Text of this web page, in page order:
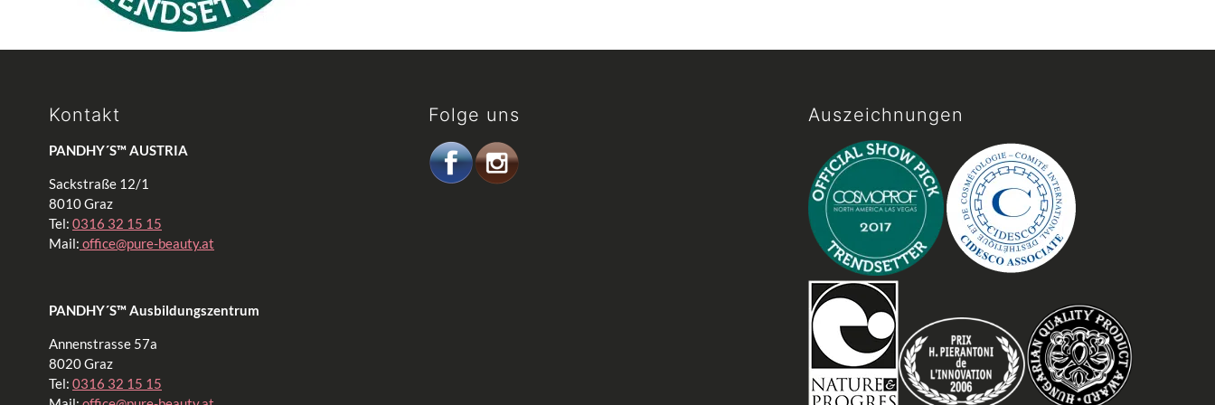
Kontakt
PANDHY´S™ AUSTRIA
Sackstraße 12/1
8010 Graz
Tel: 0316 32 15 15
Mail: office@pure-beauty.at
PANDHY´S™ Ausbildungszentrum
Annenstrasse 57a
8020 Graz
Tel: 0316 32 15 15
Folge uns Auszeichnungen